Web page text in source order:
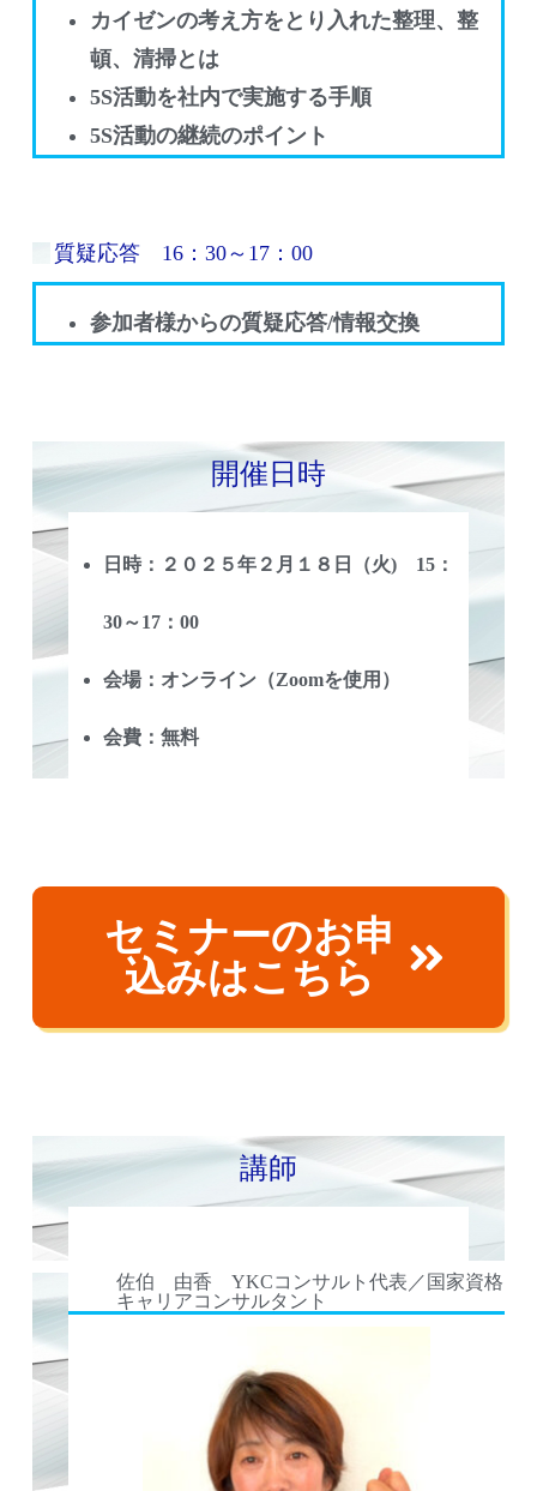
カイゼンの考え方をとり入れた整理、整
頓、清掃とは
5S活動を社内で実施する手順
5S活動の継続のポイント
質疑応答 16：30～17：00
参加者様からの質疑応答/情報交換
開催日時
日時：２０２５年２月１８日（火) 15：
30～17：00
会場：オンライン（Zoomを使用）
会費：無料
セミナーのお申
込みはこちら
講師
佐伯 由香 YKCコンサルト代表／国家資格
キャリアコンサルタント